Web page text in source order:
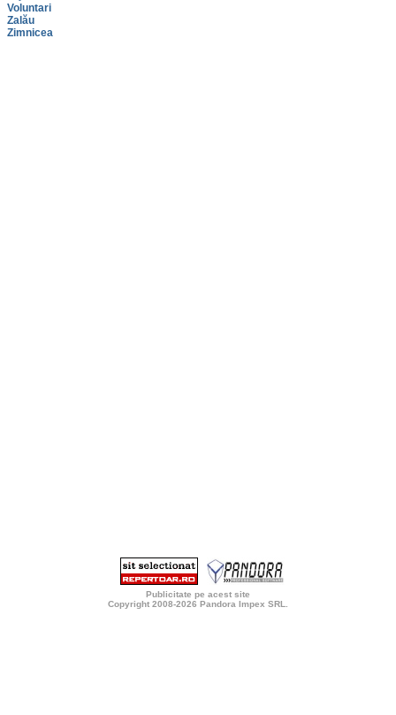
Voluntari
Zalău
Zimnicea
Publicitate pe acest site
Copyright 2008-2026 Pandora Impex SRL